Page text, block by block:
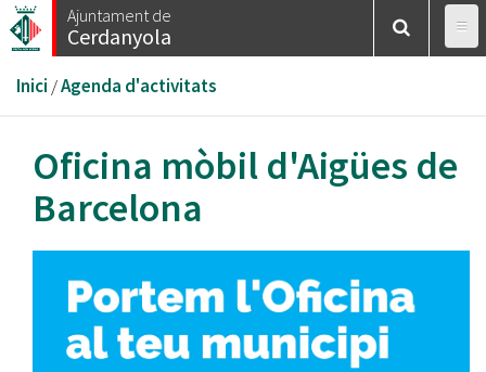
Vés
al
Ajuntament de
Cerdanyola
Esteu
aquí
Inici /Agenda d'activitats
Oficina mòbil d'Aigües de
Barcelona